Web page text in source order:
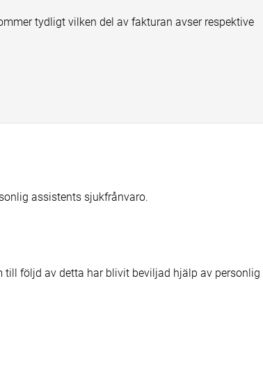
tydligt vilken del av fakturan avser respektive
assistents sjukfrånvaro.
följd av detta har blivit beviljad hjälp av personlig